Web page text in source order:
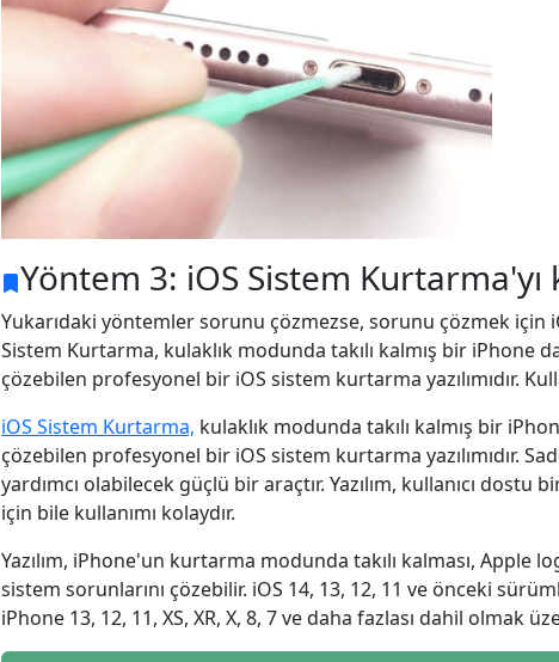
Yöntem 3: iOS Sistem
Yukarıdaki yöntemler sorunu çözmezse, sorunu çözmek için
Sistem Kurtarma, kulaklık modunda takılı kalmış bir iPhone
çözebilen profesyonel bir iOS sistem kurtarma yazılımıdır.
iOS Sistem Kurtarma, kulaklık modunda takılı kalmış bir
çözebilen profesyonel bir iOS sistem kurtarma yazılımıdır.
yardımcı olabilecek güçlü bir araçtır. Yazılım, kullanıcı
için bile kullanımı kolaydır.
Yazılım, iPhone'un kurtarma modunda takılı kalması, Apple
sistem sorunlarını çözebilir. iOS 14, 13, 12, 11 ve önceki
iPhone 13, 12, 11, XS, XR, X, 8, 7 ve daha fazlası dahil olmak
Dil Değiştirme
Nederlands
Português Deutsche
Norsk Suomalainen
Ελληνικά Türk
தமிழ் Bahasa Melayu
ไทย
Română Polskie
қазақ
繁體中文